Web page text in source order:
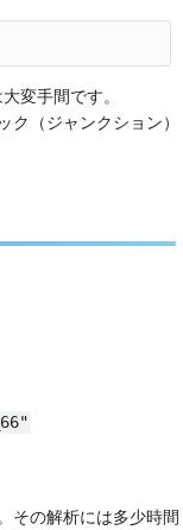
変手間です。
（ジャンクション）
その解析には多少時間